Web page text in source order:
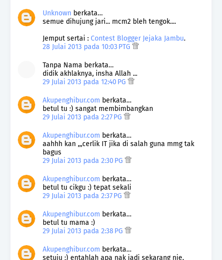
Unknown berkata…
semue dihujung jari... mcm2 bleh tengok....
Jemput sertai : Contest Blogger Jejaka Jambu.
28 Julai 2013 pada 10:03 PTG
Tanpa Nama berkata…
didik akhlaknya, insha Allah ...
29 Julai 2013 pada 12:40 PG
Akupenghibur.com berkata…
betul tu :) sangat membimbangkan
29 Julai 2013 pada 2:27 PG
Akupenghibur.com berkata…
aahhh kan ,,,cerlik IT jika di salah guna mmg tak
bagus
29 Julai 2013 pada 2:30 PG
Akupenghibur.com berkata…
betul tu cikgu :) tepat sekali
29 Julai 2013 pada 2:37 PG
Akupenghibur.com berkata…
betul tu mama :)
29 Julai 2013 pada 2:38 PG
Akupenghibur.com berkata…
setuju :) entahlah apa nak jadi sekarang nie,